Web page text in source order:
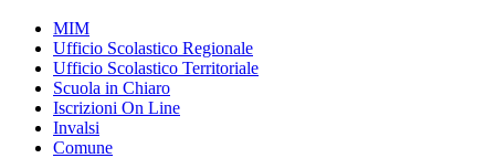
MIM
Ufficio Scolastico Regionale
Ufficio Scolastico Territoriale
Scuola in Chiaro
Iscrizioni On Line
Invalsi
Comune